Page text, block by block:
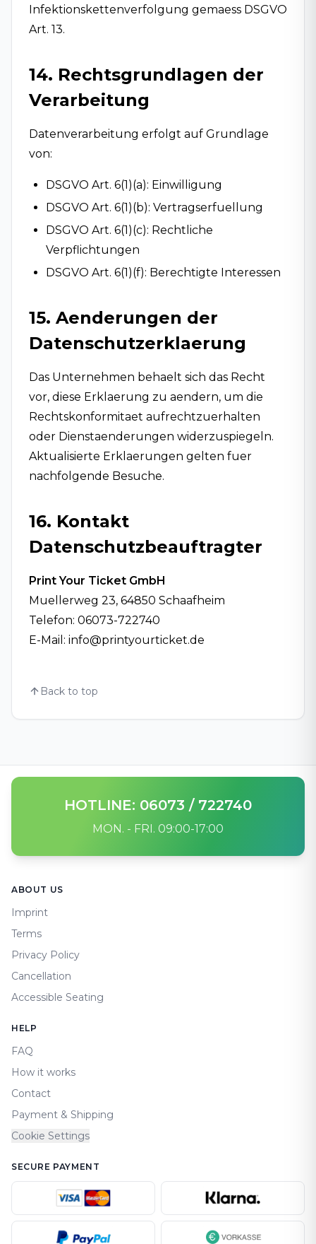
Infektionskettenverfolgung gemaess DSGVO
Art. 13.
14. Rechtsgrundlagen der
Verarbeitung
Datenverarbeitung erfolgt auf Grundlage
von:
DSGVO Art. 6(1)(a): Einwilligung
DSGVO Art. 6(1)(b): Vertragserfuellung
DSGVO Art. 6(1)(c): Rechtliche
Verpflichtungen
DSGVO Art. 6(1)(f): Berechtigte Interessen
15. Aenderungen der
Datenschutzerklaerung
Das Unternehmen behaelt sich das Recht
vor, diese Erklaerung zu aendern, um die
Rechtskonformitaet aufrechtzuerhalten
oder Dienstaenderungen widerzuspiegeln.
Aktualisierte Erklaerungen gelten fuer
nachfolgende Besuche.
16. Kontakt
Datenschutzbeauftragter
Print Your Ticket GmbH
Muellerweg 23, 64850 Schaafheim
Telefon: 06073-722740
E-Mail: info@printyourticket.de
Back to top
HOTLINE: 06073 / 722740
MON. - FRI. 09:00-17:00
ABOUT US
Imprint
Terms
Privacy Policy
Cancellation
Accessible Seating
HELP
FAQ
How it works
Contact
Payment & Shipping
Cookie Settings
SECURE PAYMENT